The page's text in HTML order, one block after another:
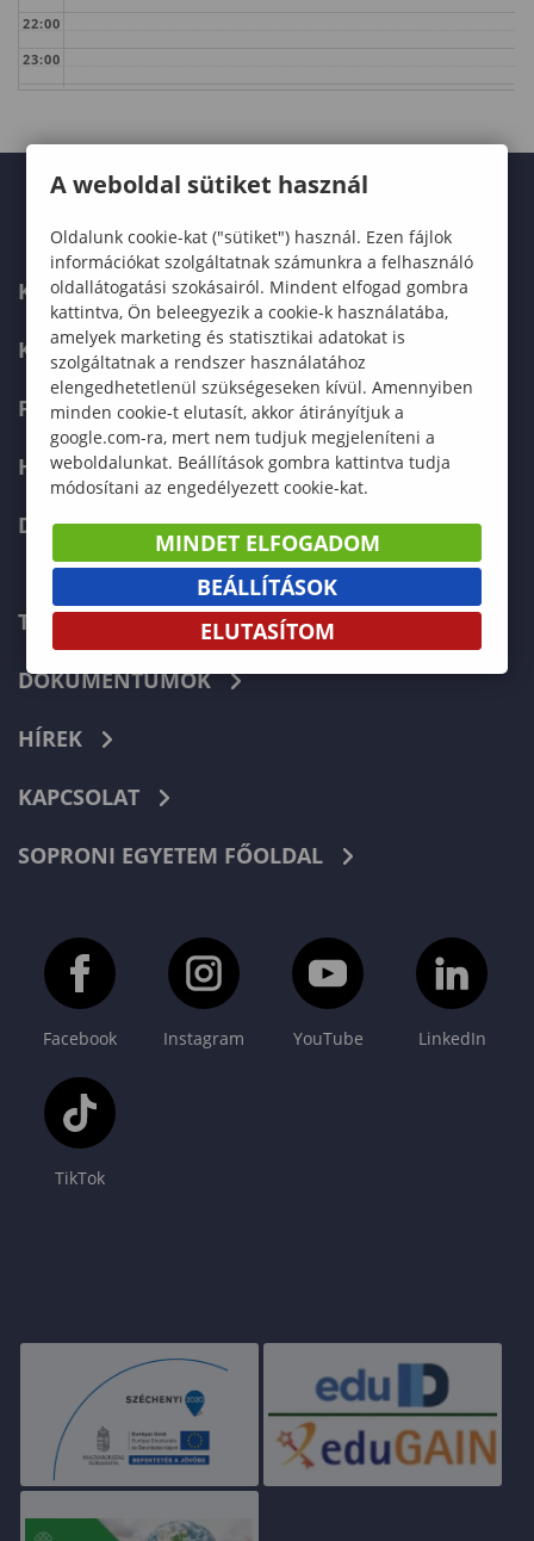
22:00
23:00
KARUNK
KÉPZÉSEK
FELVÉTELIZŐKNEK
HALLGATÓKNAK
DOKTORI ISKOLA
TELEFONKÖNYV
DOKUMENTUMOK
HÍREK
KAPCSOLAT
SOPRONI EGYETEM FŐOLDAL
Facebook Instagram YouTube LinkedIn
TikTok
A weboldal sütiket használ
Oldalunk cookie-kat ("sütiket") használ. Ezen fájlok
információkat szolgáltatnak számunkra a felhasználó
oldallátogatási szokásairól. Mindent elfogad gombra
kattintva, Ön beleegyezik a cookie-k használatába,
amelyek marketing és statisztikai adatokat is
szolgáltatnak a rendszer használatához
elengedhetetlenül szükségeseken kívül. Amennyiben
minden cookie-t elutasít, akkor átirányítjuk a
google.com-ra, mert nem tudjuk megjeleníteni a
weboldalunkat. Beállítások gombra kattintva tudja
módosítani az engedélyezett cookie-kat.
MINDET ELFOGADOM
BEÁLLÍTÁSOK
ELUTASÍTOM